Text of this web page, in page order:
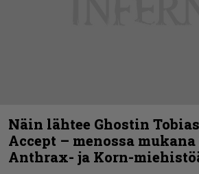
Näin lähtee Ghostin
Accept – menossa mukana
Anthrax- ja Korn-